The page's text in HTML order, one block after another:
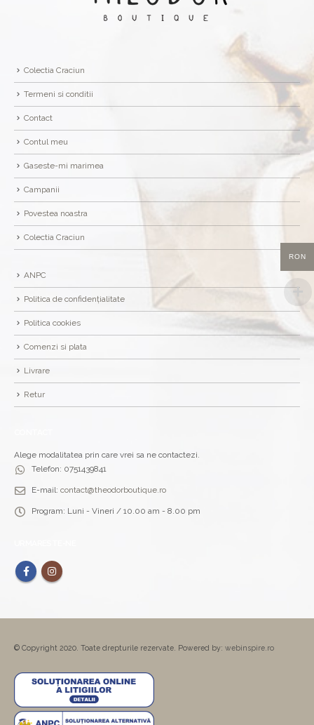
Colectia Craciun
Termeni si conditii
Contact
Contul meu
Gaseste-mi marimea
Campanii
Povestea noastra
Colectia Craciun
ANPC
Politica de confidențialitate
Politica cookies
Comenzi si plata
Livrare
Retur
Alege modalitatea prin care vrei sa ne contactezi.
Telefon: 0751439841
E-mail: contact@theodorboutique.ro
Program: Luni - Vineri / 10.00 am - 8.00 pm
© Copyright 2020. Toate drepturile rezervate. Powered by: webinspire.ro
RON